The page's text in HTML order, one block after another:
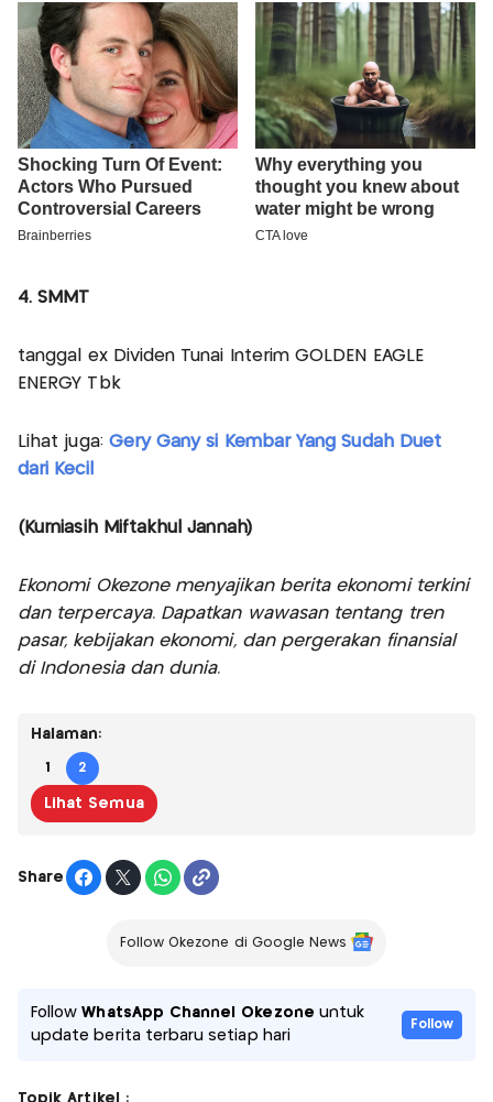
4. SMMT
tanggal ex Dividen Tunai Interim GOLDEN EAGLE
ENERGY Tbk
Lihat juga: Gery Gany si Kembar Yang Sudah Duet
dari Kecil
(Kurniasih Miftakhul Jannah)
Ekonomi Okezone menyajikan berita ekonomi terkini
dan terpercaya. Dapatkan wawasan tentang tren
pasar, kebijakan ekonomi, dan pergerakan finansial
di Indonesia dan dunia.
Halaman:
1 2
Lihat Semua
Share
Follow Okezone di Google News
FollowWhatsApp Channel Okezone untuk
update berita terbaru setiap hari
Follow